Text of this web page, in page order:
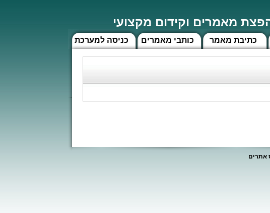
מאמרים וקידום מקצועי
כניסה למערכת כותבי מאמרים כתיבת מאמר
אתרים